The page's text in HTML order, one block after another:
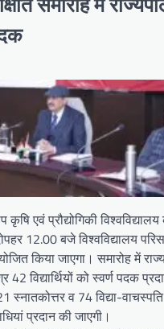
कृषि एवं प्रौद्योगिकी
12.00 बजे विश्वविद्यालय
किया जाएगा। समारोह में
विद्यार्थियों को स्वर्ण पदक
व 74 विद्या-
प्रदान की जाएगी।